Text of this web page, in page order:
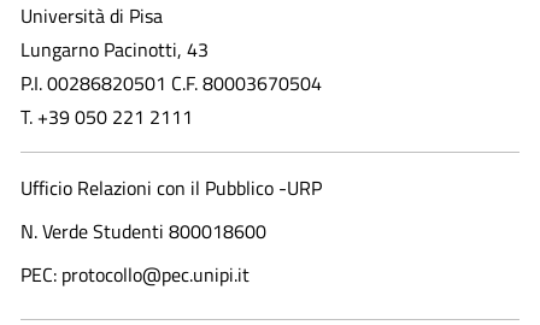
Università di Pisa
Lungarno Pacinotti, 43
P.I. 00286820501 C.F. 80003670504
T. +39 050 221 2111
Ufficio Relazioni con il Pubblico -URP
N. Verde Studenti 800018600​
PEC: protocollo@pec.unipi.it